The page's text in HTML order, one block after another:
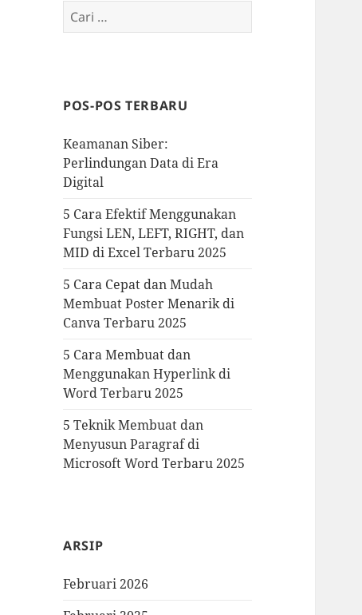
Cari
untuk:
POS-POS TERBARU
Keamanan Siber:
Perlindungan Data di Era
Digital
5 Cara Efektif Menggunakan
Fungsi LEN, LEFT, RIGHT, dan
MID di Excel Terbaru 2025
5 Cara Cepat dan Mudah
Membuat Poster Menarik di
Canva Terbaru 2025
5 Cara Membuat dan
Menggunakan Hyperlink di
Word Terbaru 2025
5 Teknik Membuat dan
Menyusun Paragraf di
Microsoft Word Terbaru 2025
ARSIP
Februari 2026